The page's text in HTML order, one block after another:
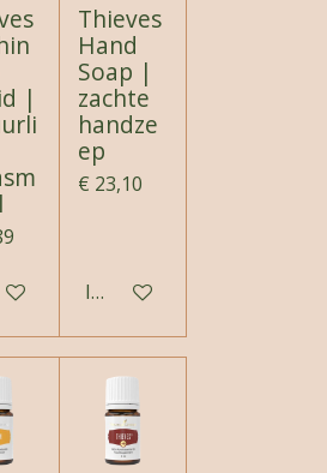
|
Thieves
Hand
Soap |
zachte
handze
ep
€ 23,10
In winkelwagen